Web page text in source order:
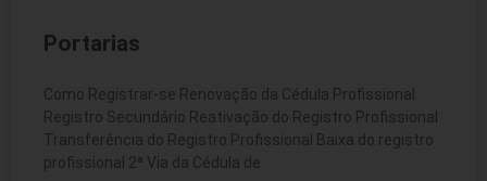
Portarias
Como Registrar-se Renovação da Cédula Profissional
Registro Secundário Reativação do Registro Profissional
Transferência do Registro Profissional Baixa do registro
profissional 2ª Via da Cédula de